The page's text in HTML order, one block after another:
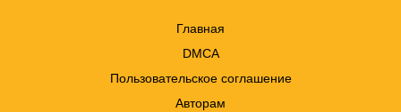
Главная
DMCA
Пользовательское соглашение
Авторам